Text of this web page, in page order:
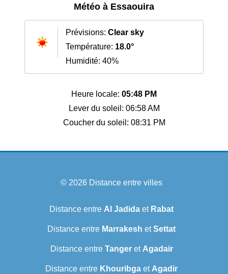
Météo à Essaouira
Prévisions: Clear sky
Température: 18.0°
Humidité: 40%
Heure locale: 05:48 PM
Lever du soleil: 06:58 AM
Coucher du soleil: 08:31 PM
© 2026 Distance entre villes
Distance entre Al Jadida et Rabat
Distance entre Marrakesh etSettat
Distance entre Tangeret Agadair
Distance entre Khouribga et Agadir